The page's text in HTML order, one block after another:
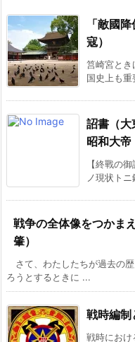
「敵國
寇）
筥崎宮とき
国史上も
詔書（
昭和大帝
【終戰の
ノ現状ト
戦争の全体像をつかま
肇）
さて、わたしたちが過去の
ろうとするときに ...
戦時編
戦時におけ